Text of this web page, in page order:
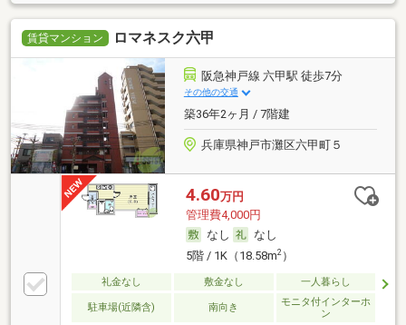
賃貸マンション ロマネスク六甲
阪急神戸線 六甲駅 徒歩7分
その他の交通
築36年2ヶ月 / 7階建
兵庫県神戸市灘区六甲町５
4.60万円
管理費4,000円
なし
なし
5階 / 1K（18.58m2）
礼金なし 敷金なし 一人暮らし
駐車場(近隣含) 南向き
モニタ付インターホ
ン